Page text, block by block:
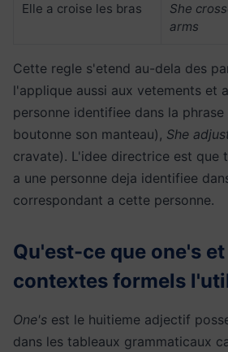
Elle a croise les bras
She
arms
Cette regle s'etend au-dela des
l'applique aussi aux vetements et
personne identifiee dans la phrase
boutonne son manteau), She
cravate). L'idee directrice est que
a une personne deja identifiee
correspondant a cette personne.
Qu'est-ce que one's
contextes formels
One's est le huitieme adjectif
dans les tableaux grammaticaux